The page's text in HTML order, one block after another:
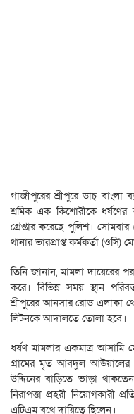
গাজীপুরের শ্রীপুরে ডাচ্
শ্রমিক এক কিশোরীকে
গ্রেপ্তার করেছে পুলিশ।
থানার ভারপ্রাপ্ত কর্মকর্তা
তিনি জানান, মামলা দায়েরের
করে। বিভিন্ন সময় স্থান
শ্রীপুরের আনসার রোড এলাকা
লিটনকে আদালতে তোলা হবে।
ধর্ষণ মামলার একমাত্র আসামি
গ্রামের মৃত আবদুল আউয়ালের
উদ্দিনের বাড়িতে ভাড়া
নিরাপত্তা প্রহরী নিয়োগকারী
এটিএম বুথে দায়িত্বে ছিলেন।